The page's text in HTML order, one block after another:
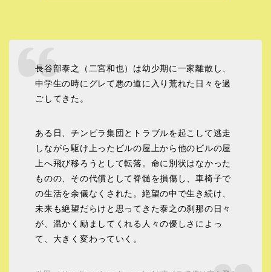
長谷部泰之（二宮和也）は幼少期に一家離散し、
中学生の時にグレて悪の道に入り荒れた日々を過
ごしてきた。
ある日、チンピラ集団とトラブルを起こして逃走
しながら駆け上ったビルの屋上から他のビルの屋
上へ飛び移ろうとして転落。命に別状はなかった
ものの、その代償として脊髄を損傷し、車椅子で
の生活を余儀なくされた。絶望の中で生き続け、
未来も絶望だらけと思ってきた泰之の刹那の日々
が、温かく励ましてくれる人々の優しさによっ
て、大きく変わっていく。